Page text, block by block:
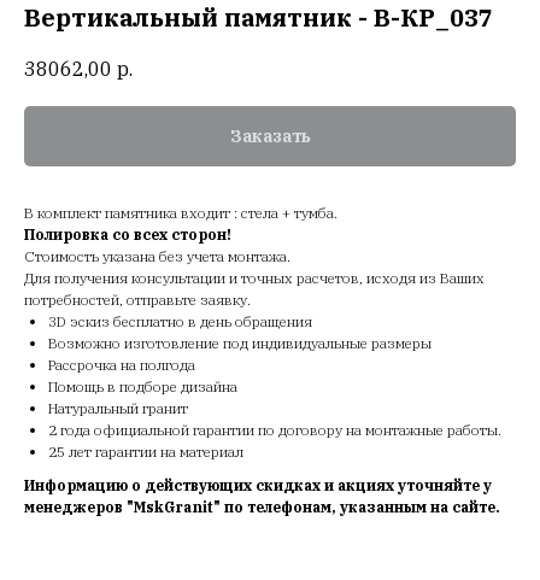
Вертикальный памятник - В-КР_037
38062,00 р.
Заказать
В комплект памятника входит : стела + тумба.
Полировка со всех сторон!
Стоимость указана без учета монтажа.
Для получения консультации и точных расчетов, исходя из Ваших
потребностей, отправьте заявку.
3D эскиз бесплатно в день обращения
Возможно изготовление под индивидуальные размеры
Рассрочка на полгода
Помощь в подборе дизайна
Натуральный гранит
2 года официальной гарантии по договору на монтажные работы.
25 лет гарантии на материал
Информацию о действующих скидках и акциях уточняйте у
менеджеров "MskGranit" по телефонам, указанным на сайте.